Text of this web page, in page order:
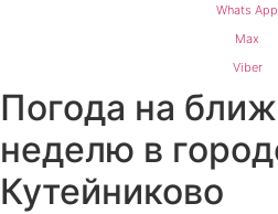
Whats App
Max
Viber
Погода на
неделю в
Кутейниково